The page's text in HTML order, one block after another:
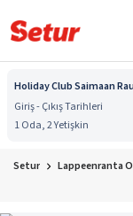
Holiday Club Saimaan
Giriş - Çıkış Tarihleri
1 Oda, 2 Yetişkin
Setur Lappeenranta